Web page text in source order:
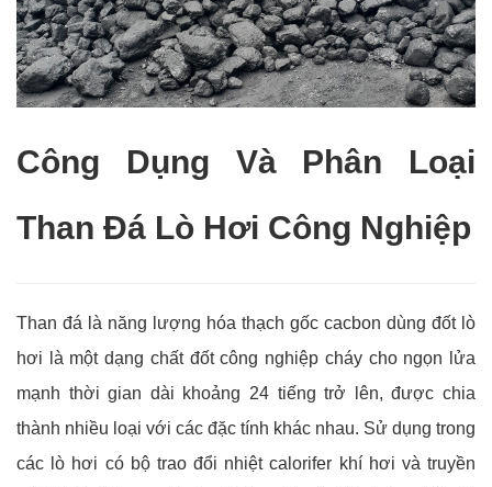
Công Dụng Và Phân Loại
Than Đá Lò Hơi Công Nghiệp
Than đá là năng lượng hóa thạch gốc cacbon dùng đốt lò
hơi là một dạng chất đốt công nghiệp cháy cho ngọn lửa
mạnh thời gian dài khoảng 24 tiếng trở lên, được chia
thành nhiều loại với các đặc tính khác nhau. Sử dụng trong
các lò hơi có bộ trao đổi nhiệt calorifer khí hơi và truyền